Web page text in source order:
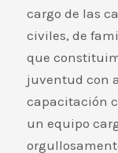
cargo de las
civiles, de
que
juventud con
capacitación
un equipo